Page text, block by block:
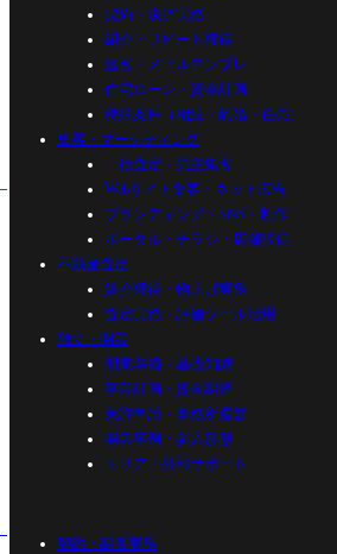
契約・決済実務
紹介・リピート獲得
追客・メールテンプレ
住宅ローン・資金計画
特殊案件（相続・離婚・任売）
集客・マーケティング
一括査定・売主集客
Webサイト集客・ネット広告
ブランディング・SNS・制作
ポータル・チラシ・店舗販促
不動産査定
媒介獲得・物上げ実務
査定実務・評価ツール活用
独立・開業
開業準備・基礎知識
事業計画・資金調達
免許申請・事務所運営
開業事例・参入形態
エリア・外部サポート
契約・調査実務